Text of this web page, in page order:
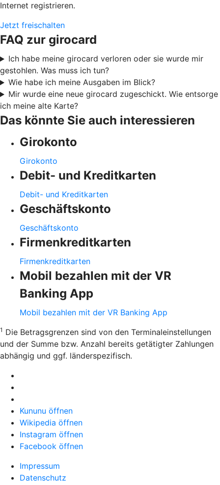
Internet registrieren.
Jetzt freischalten
FAQ zur girocard
Ich habe meine girocard verloren oder sie wurde mir
gestohlen. Was muss ich tun?
Wie habe ich meine Ausgaben im Blick?
Mir wurde eine neue girocard zugeschickt. Wie entsorge
ich meine alte Karte?
Das könnte Sie auch interessieren
Girokonto
Girokonto
Debit- und Kreditkarten
Debit- und Kreditkarten
Geschäftskonto
Geschäftskonto
Firmenkreditkarten
Firmenkreditkarten
Mobil bezahlen mit der VR
Banking App
Mobil bezahlen mit der VR Banking App
1 Die Betragsgrenzen sind von den Terminaleinstellungen
und der Summe bzw. Anzahl bereits getätigter Zahlungen
abhängig und ggf. länderspezifisch.
Kununu öffnen
Wikipedia öffnen
Instagram öffnen
Facebook öffnen
Impressum
Datenschutz